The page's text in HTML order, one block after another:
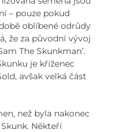
– pouze pokud
oblíbené odrůdy
že za původní vývoj
The Skunkman’.
je kříženec
avšak velká část
než byla nakonec
Někteří